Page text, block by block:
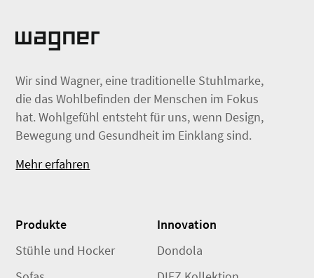
Wir sind Wagner, eine traditionelle Stuhlmarke,
die das Wohlbefinden der Menschen im Fokus
hat. Wohlgefühl entsteht für uns, wenn Design,
Bewegung und Gesundheit im Einklang sind.
Mehr erfahren
Produkte
Stühle und Hocker
Innovation
Dondola